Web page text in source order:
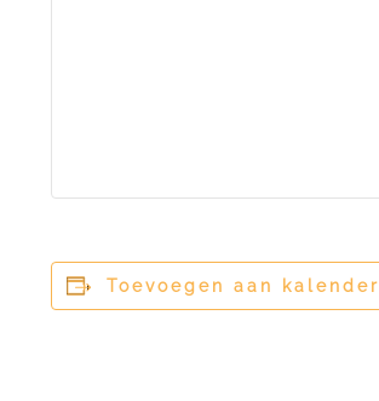
Toevoegen aan kalender